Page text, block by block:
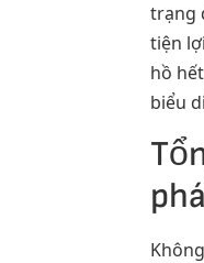
trạng
tiện
hồ
biểu